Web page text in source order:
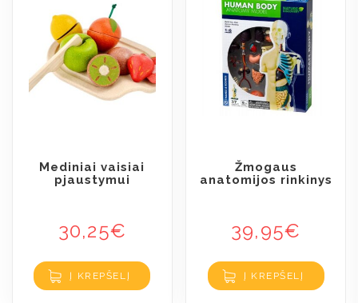
Mediniai vaisiai
pjaustymui
30,25€
Į KREPŠELĮ
Žmogaus
anatomijos rinkinys
39,95€
Į KREPŠELĮ